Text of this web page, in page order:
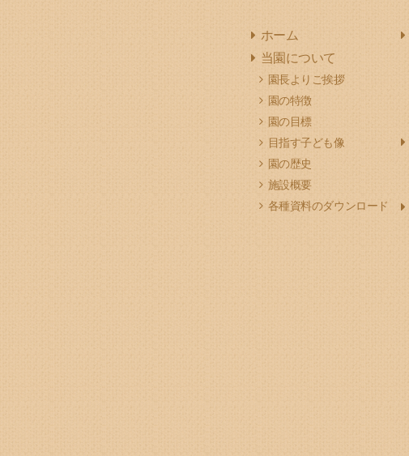
ホーム
当園について
園長よりご挨拶
園の特徴
園の目標
目指す子ども像
園の歴史
施設概要
各種資料のダウンロード